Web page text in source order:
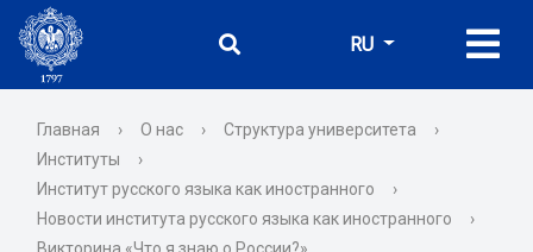
RU
Главная › О нас › Структура университета
›
Институты
›
Институт русского языка как иностранного
›
Новости института русского языка как иностранного
›